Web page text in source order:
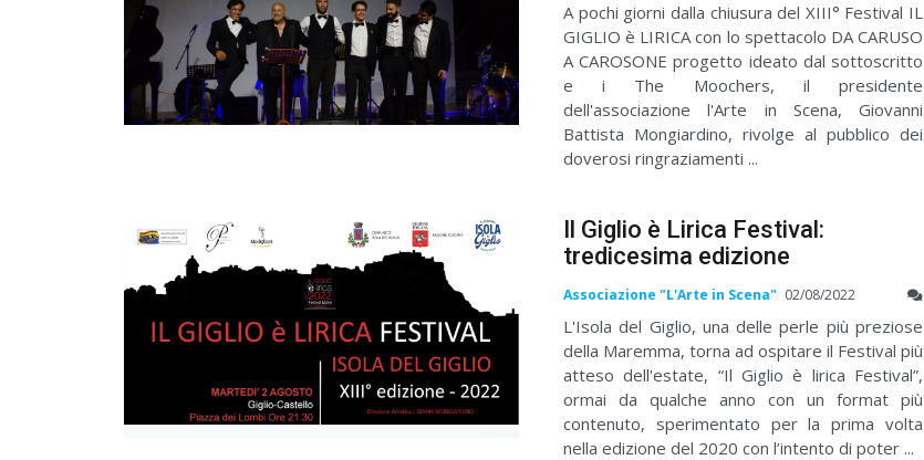
A pochi giorni dalla chiusura del XIII° Festival IL
GIGLIO è LIRICA con lo spettacolo DA CARUSO
A CAROSONE progetto ideato dal sottoscritto
e i The Moochers, il presidente
dell'associazione l'Arte in Scena, Giovanni
Battista Mongiardino, rivolge al pubblico dei
doverosi ringraziamenti ...
Il Giglio è Lirica Festival:
tredicesima edizione
Associazione "L'Arte in Scena" 02/08/2022
L'Isola del Giglio, una delle perle più preziose
della Maremma, torna ad ospitare il Festival più
atteso dell'estate, “Il Giglio è lirica Festival”,
ormai da qualche anno con un format più
contenuto, sperimentato per la prima volta
nella edizione del 2020 con l’intento di poter ...